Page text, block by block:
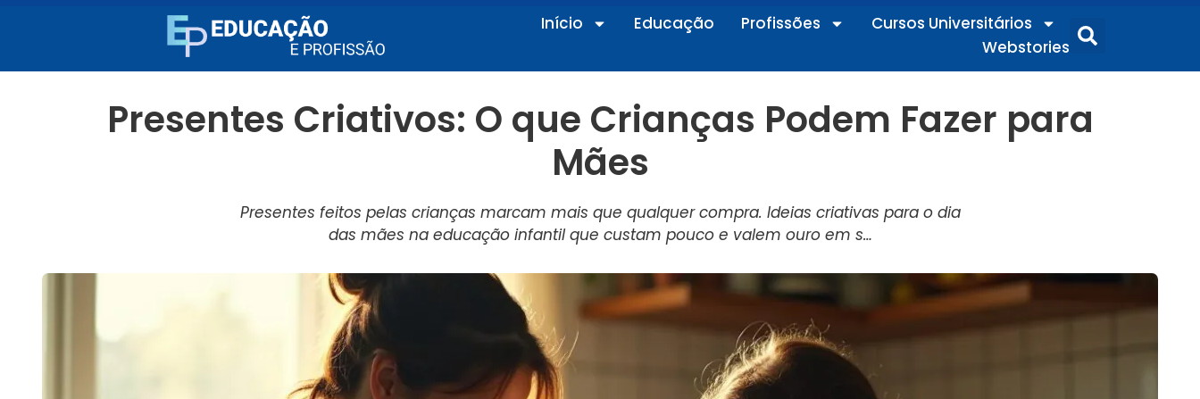
Início Educação Profissões
Cursos Universitários
Webstories
Presentes Criativos: O que Crianças Podem Fazer para
Mães
Presentes feitos pelas crianças marcam mais que qualquer compra. Ideias criativas para o dia
das mães na educação infantil que custam pouco e valem ouro em s…